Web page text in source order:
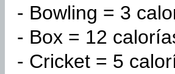
- Bowling = 3
- Box = 12
- Cricket = 5